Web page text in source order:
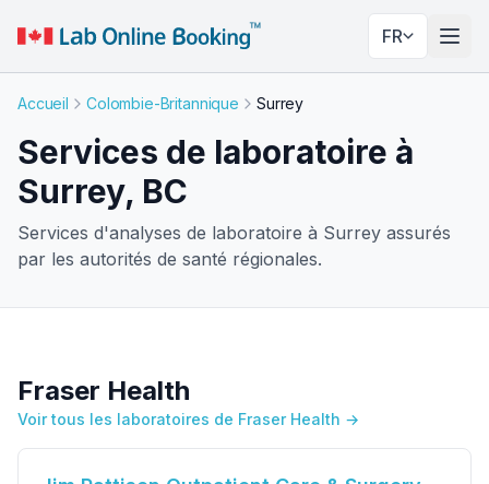
FR
Accueil Colombie-Britannique Surrey
Services de laboratoire à
Surrey, BC
Services d'analyses de laboratoire à Surrey assurés
par les autorités de santé régionales.
Fraser Health
Voir tous les laboratoires de Fraser Health →